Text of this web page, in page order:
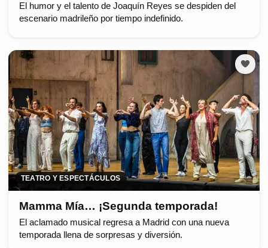
El humor y el talento de Joaquín Reyes se despiden del
escenario madrileño por tiempo indefinido.
TEATRO Y ESPECTÁCULOS
Mamma Mía… ¡Segunda temporada!
El aclamado musical regresa a Madrid con una nueva
temporada llena de sorpresas y diversión.